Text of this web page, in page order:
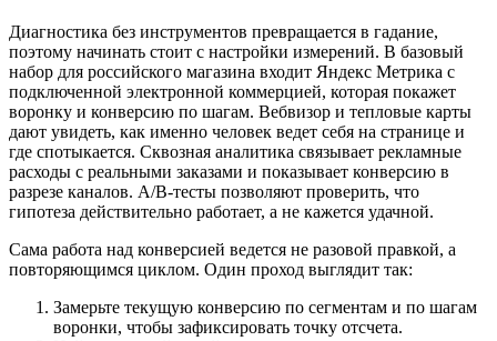
Диагностика без инструментов превращается в гадание,
поэтому начинать стоит с настройки измерений. В базовый
набор для российского магазина входит Яндекс Метрика с
подключенной электронной коммерцией, которая покажет
воронку и конверсию по шагам. Вебвизор и тепловые карты
дают увидеть, как именно человек ведет себя на странице и
где спотыкается. Сквозная аналитика связывает рекламные
расходы с реальными заказами и показывает конверсию в
разрезе каналов. A/B-тесты позволяют проверить, что
гипотеза действительно работает, а не кажется удачной.
Сама работа над конверсией ведется не разовой правкой, а
повторяющимся циклом. Один проход выглядит так:
Замерьте текущую конверсию по сегментам и по шагам
воронки, чтобы зафиксировать точку отсчета.